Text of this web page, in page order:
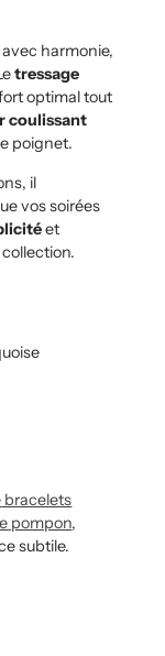
harmonie,
tressage
optimal tout
coulissant
poignet.
, il
vos soirées
et
bracelets
pompon,
subtile.